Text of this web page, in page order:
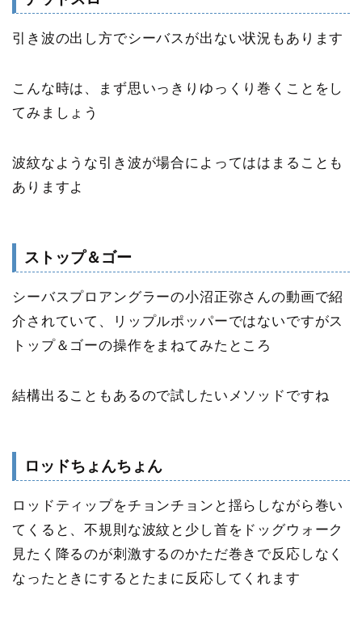
引き波の出し方でシーバスが出ない状況もあります
こんな時は、まず思いっきりゆっくり巻くことをし
てみましょう
波紋なような引き波が場合によってははまることも
ありますよ
ストップ＆ゴー
シーバスプロアングラーの小沼正弥さんの動画で紹
介されていて、リップルポッパーではないですがス
トップ＆ゴーの操作をまねてみたところ
結構出ることもあるので試したいメソッドですね
ロッドちょんちょん
ロッドティップをチョンチョンと揺らしながら巻い
てくると、不規則な波紋と少し首をドッグウォーク
見たく降るのが刺激するのかただ巻きで反応しなく
なったときにするとたまに反応してくれます